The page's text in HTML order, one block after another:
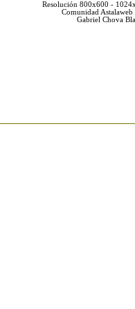
Resolución 800x600 -
Comunidad
Gabriel Chova